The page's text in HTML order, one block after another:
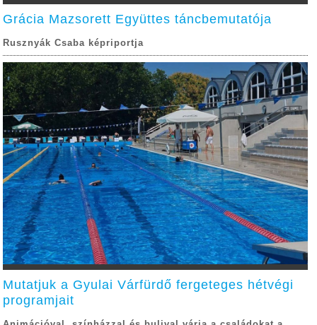
Grácia Mazsorett Együttes táncbemutatója
Rusznyák Csaba képriportja
Mutatjuk a Gyulai Várfürdő fergeteges hétvégi
programjait